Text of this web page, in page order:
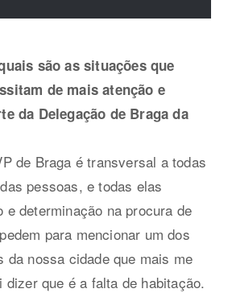
são as situações que
de mais atenção e
da Delegação de Braga da
de Braga é transversal a todas
pessoas, e todas elas
e determinação na procura de
para mencionar um dos
da nossa cidade que mais me
dizer que é a falta de habitação.